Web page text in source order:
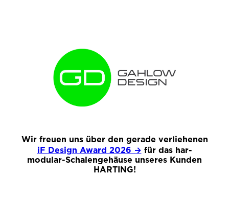
Wir freuen uns über den gerade verliehenen
iF Design Award 2026 → für das har-
modular-Schalengehäuse unseres Kunden
HARTING!